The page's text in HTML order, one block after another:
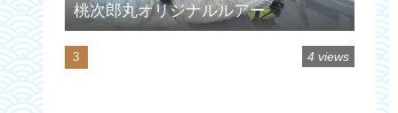
桃次郎丸オリジナルルアー
4 views